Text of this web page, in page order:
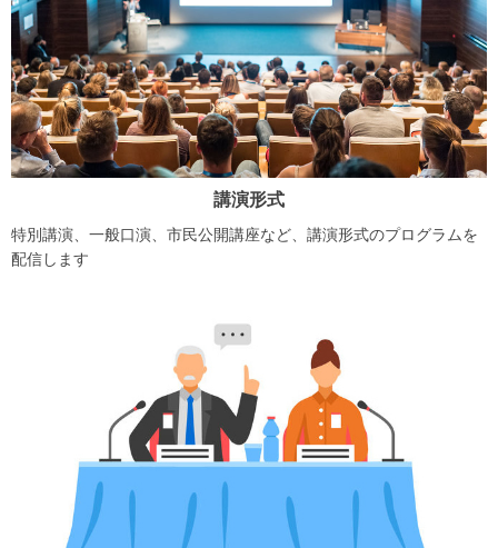
講演形式
特別講演、一般口演、市民公開講座など、講演形式のプログラムを
配信します